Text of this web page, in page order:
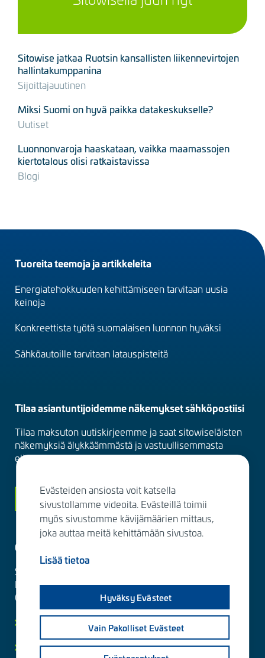
Sitowise jatkaa Ruotsin kansallisten liikennevirtojen
hallintakumppanina
Sijoittajauutinen
Miksi Suomi on hyvä paikka datakeskukselle?
Uutiset
Luonnonvaroja haaskataan, vaikka maamassojen
kiertotalous olisi ratkaistavissa
Blogi
Footer
menu
(fi)
Tuoreita teemoja ja artikkeleita
Energiatehokkuuden kehittämiseen tarvitaan uusia
keinoja
Konkreettista työtä suomalaisen luonnon hyväksi
Sähköautoille tarvitaan latauspisteitä
Tilaa asiantuntijoidemme näkemykset sähköpostiisi
Tilaa maksuton uutiskirjeemme ja saat sitowiseläisten
näkemyksiä älykkäämmästä ja vastuullisemmasta
elinympäristöstä suoraan sähköpostiisi kuukausittain.
Siirry tilaamaan
Ota yhteyttä
Sitowise Group Oyj
Linnoitustie 6 D
02600 Espoo, Finland
Lisää yhteystietoja
Yksityisyydensuoja ja tietosuojaselosteet
Evästeiden ansiosta voit katsella
sivustollamme videoita. Evästeillä toimii
myös sivustomme kävijämäärien mittaus,
joka auttaa meitä kehittämään sivustoa.
Lisää tietoa
Hyväksy Evästeet
Vain Pakolliset Evästeet